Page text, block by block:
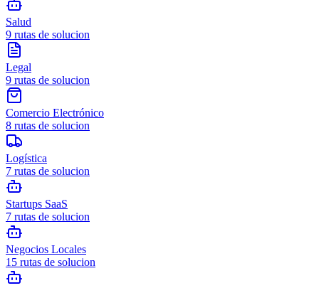
Salud
9 rutas de solucion
Legal
9 rutas de solucion
Comercio Electrónico
8 rutas de solucion
Logística
7 rutas de solucion
Startups SaaS
7 rutas de solucion
Negocios Locales
15 rutas de solucion